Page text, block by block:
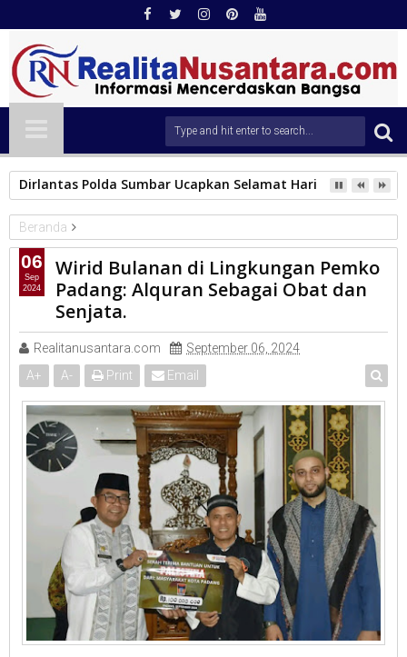
Dirlantas Polda Sumbar Ucapkan Selamat Hari Dharma
Beranda
PEMKO PADANG
Wirid Bulanan di Lingkungan Pemko Padang: Alquran Sebagai
Obat dan Senjata.
Wirid Bulanan di Lingkungan Pemko
Padang: Alquran Sebagai Obat dan
Senjata.
Realitanusantara.com
September 06, 2024
A+ A- Print Email
06
Sep
2024